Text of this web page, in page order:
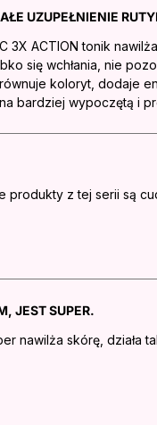
UZUPEŁNIENIE
3X ACTION tonik
się wchłania, nie
koloryt, dodaje
bardziej wypoczętą i
produkty z tej serii są
JEST SUPER.
nawilża skórę, działa